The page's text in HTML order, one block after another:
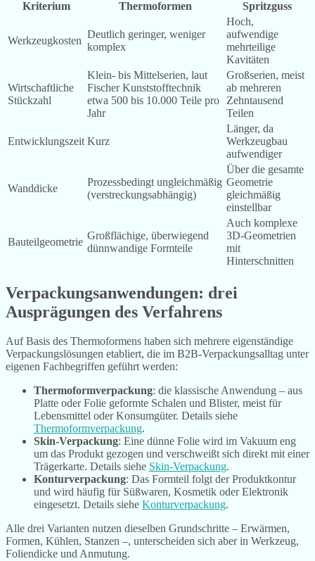
Kriterium Thermoformen Spritzguss
Werkzeugkosten
Deutlich geringer, weniger
komplex
Hoch,
aufwendige
mehrteilige
Kavitäten
Wirtschaftliche
Stückzahl
Klein- bis Mittelserien, laut
Fischer Kunststofftechnik
etwa 500 bis 10.000 Teile pro
Jahr
Großserien, meist
ab mehreren
Zehntausend
Teilen
Entwicklungszeit Kurz
Länger, da
Werkzeugbau
aufwendiger
Wanddicke
Prozessbedingt ungleichmäßig
(verstreckungsabhängig)
Über die gesamte
Geometrie
gleichmäßig
einstellbar
Bauteilgeometrie
Großflächige, überwiegend
dünnwandige Formteile
Auch komplexe
3D-Geometrien
mit
Hinterschnitten
Verpackungsanwendungen: drei
Ausprägungen des Verfahrens
Auf Basis des Thermoformens haben sich mehrere eigenständige
Verpackungslösungen etabliert, die im B2B-Verpackungsalltag unter
eigenen Fachbegriffen geführt werden:
Thermoformverpackung: die klassische Anwendung – aus
Platte oder Folie geformte Schalen und Blister, meist für
Lebensmittel oder Konsumgüter. Details siehe
Thermoformverpackung.
Skin-Verpackung: Eine dünne Folie wird im Vakuum eng
um das Produkt gezogen und verschweißt sich direkt mit einer
Trägerkarte. Details siehe Skin-Verpackung.
Konturverpackung: Das Formteil folgt der Produktkontur
und wird häufig für Süßwaren, Kosmetik oder Elektronik
eingesetzt. Details siehe Konturverpackung.
Alle drei Varianten nutzen dieselben Grundschritte – Erwärmen,
Formen, Kühlen, Stanzen –, unterscheiden sich aber in Werkzeug,
Foliendicke und Anmutung.